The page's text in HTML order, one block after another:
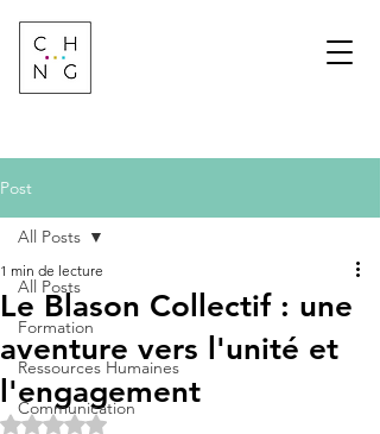
Post
All Posts
Formation
Ressources Humaines
Communication
All Posts
Le Blason Collectif : une
aventure vers l'unité et
l'engagement
1 min de lecture
Noté NaN étoiles sur 5.